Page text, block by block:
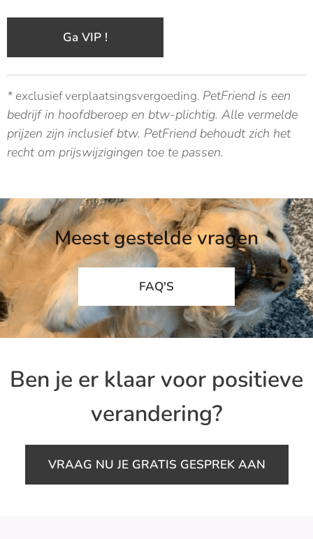
Ga VIP !
* exclusief verplaatsingsvergoeding. PetFriend is een
bedrijf in hoofdberoep en btw-plichtig. Alle vermelde
prijzen zijn inclusief btw. PetFriend behoudt zich het
recht om prijswijzigingen toe te passen.
Meest gestelde vragen
FAQ'S
Ben je er klaar voor positieve
verandering?
VRAAG NU JE GRATIS GESPREK AAN